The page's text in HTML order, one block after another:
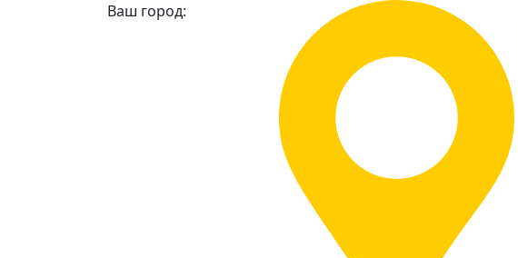
Ваш город: